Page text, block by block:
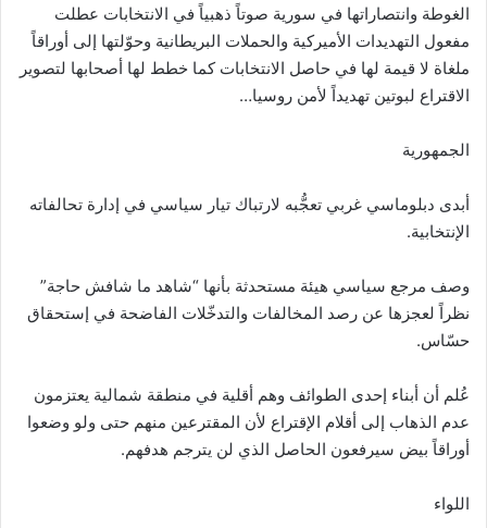
الغوطة وانتصاراتها في سورية ‏صوتاً ذهبياً في الانتخابات عطلت
مفعول التهديدات الأميركية والحملات البريطانية وحوّلتها إلى أوراقاً
ملغاة لا قيمة ‏لها في حاصل الانتخابات كما خطط لها أصحابها لتصوير
الاقتراع لبوتين تهديداً لأمن روسيا‎…‎
الجمهورية‎
أبدى دبلوماسي غربي تعجُّبه لارتباك تيار سياسي في إدارة تحالفاته
الإنتخابية‎.
وصف مرجع سياسي هيئة مستحدثة بأنها “شاهد ما شافش حاجة”
نظراً لعجزها عن رصد المخالفات والتدخّلات ‏الفاضحة في إستحقاق
حسّاس‎.
عُلم أن أبناء إحدى الطوائف وهم أقلية في منطقة شمالية يعتزمون
عدم الذهاب إلى أقلام الإقتراع لأن المقترعين منهم ‏حتى ولو وضعوا
أوراقاً بيض سيرفعون الحاصل الذي لن يترجم هدفهم‎.‎
اللواء‎